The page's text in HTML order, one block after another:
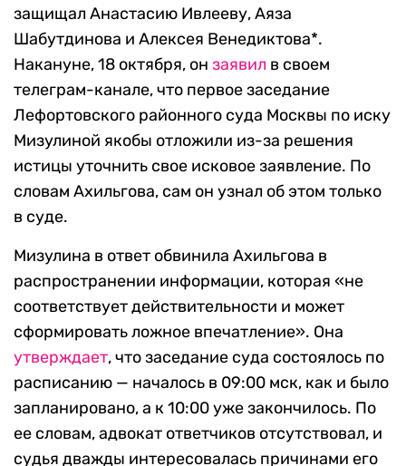
защищал Анастасию Ивлееву, Аяза
Шабутдинова и Алексея Венедиктова*.
Накануне, 18 октября, он заявил в своем
телеграм-канале, что первое заседание
Лефортовского районного суда Москвы по иску
Мизулиной якобы отложили из-за решения
истицы уточнить свое исковое заявление. По
словам Ахильгова, сам он узнал об этом только
в суде.
Мизулина в ответ обвинила Ахильгова в
распространении информации, которая «не
соответствует действительности и может
сформировать ложное впечатление». Она
утверждает, что заседание суда состоялось по
расписанию — началось в 09:00 мск, как и было
запланировано, а к 10:00 уже закончилось. По
ее словам, адвокат ответчиков отсутствовал, и
судья дважды интересовалась причинами его